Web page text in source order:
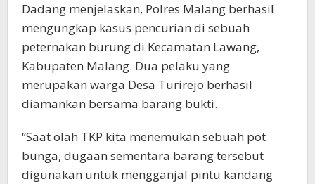
Dadang menjelaskan, Polres Malang berhasil
mengungkap kasus pencurian di sebuah
peternakan burung di Kecamatan Lawang,
Kabupaten Malang. Dua pelaku yang
merupakan warga Desa Turirejo berhasil
diamankan bersama barang bukti.
“Saat olah TKP kita menemukan sebuah pot
bunga, dugaan sementara barang tersebut
digunakan untuk mengganjal pintu kandang